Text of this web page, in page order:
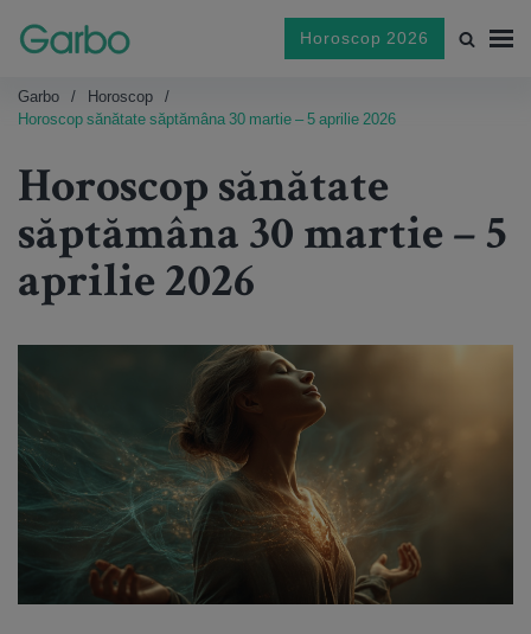
Horoscop 2026
Garbo
Horoscop
Horoscop sănătate săptămâna 30 martie – 5 aprilie 2026
Horoscop sănătate
săptămâna 30 martie – 5
aprilie 2026